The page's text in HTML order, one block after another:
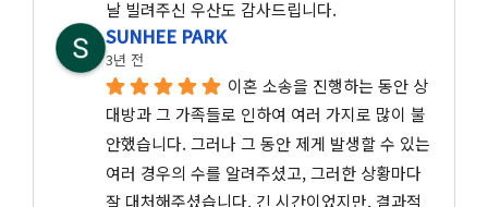
날 빌려주신 우산도 감사드립니다.
SUNHEE PARK
3년 전
이혼 소송을 진행하는 동안 상
대방과 그 가족들로 인하여 여러 가지로 많이 불
안했습니다. 그러나 그 동안 제게 발생할 수 있는
여러 경우의 수를 알려주셨고, 그러한 상황마다
잘 대처해주셨습니다. 긴 시간이었지만, 결과적